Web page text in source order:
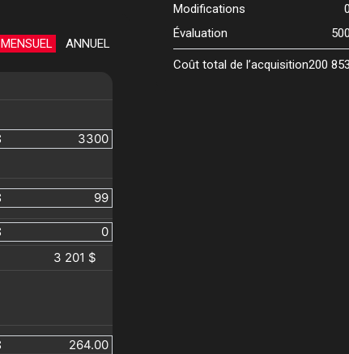
MENSUEL ANNUEL
3 201 $
Modifications
Évaluation
Coût total de l’acquisition200